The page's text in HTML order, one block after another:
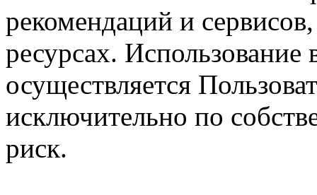
рекомендаций и
ресурсах.
осуществляется
исключительно по
риск.